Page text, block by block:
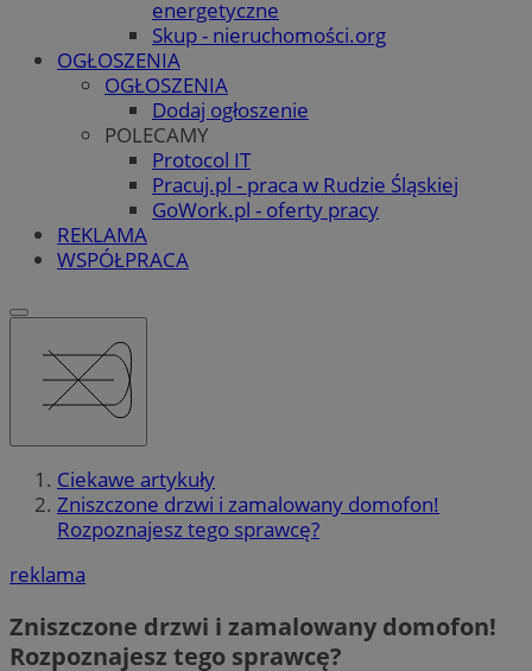
energetyczne
Skup - nieruchomości.org
OGŁOSZENIA
OGŁOSZENIA
Dodaj ogłoszenie
POLECAMY
Protocol IT
Pracuj.pl - praca w Rudzie Śląskiej
GoWork.pl - oferty pracy
REKLAMA
WSPÓŁPRACA
Ciekawe artykuły
Zniszczone drzwi i zamalowany domofon!
Rozpoznajesz tego sprawcę?
reklama
Zniszczone drzwi i zamalowany domofon!
Rozpoznajesz tego sprawcę?